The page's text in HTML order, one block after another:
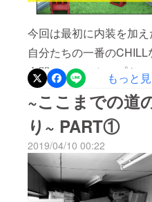
やピザパーティ。美味
歴史を学べる！そんな新
覚なイベントを開催予定
す。こんな素晴らしい農
が都内にありますぜひみ
さん遊びに来てください
一緒に畑いじりをしましょ
う^^ぜひ楽しみにしてて
ださいね！
の活動をお伝えさせて
たところ「何かご協力で
れば」とおっしゃってい
だけましてこの度リターン
の商品として追加でき
とになりました！そして
んな星畑ひかりさんが今回
のBONDSHOUSEクラウ
ファンディングのために
成してくれた商品はこち
和を広めるためにはう
つけでした！そんな素晴
しい金井畳店さんで作成
たオーダーメイドの畳はご
覧ください！↓こちらは
をしてくださっている時
めであったとしてもちゃん
と角度まで！↓こちらが
図です。そして導入！着
部屋ということで赤を差し
今回は最初に内装を加え
自分たちの一番のCHILL
空間のルーフトップをご
介！契約時の屋上の様子は
こちら...もう...はい。何も
いです笑もともと屋上テラ
スが使える物件が自分の
算ではここしかなくとり
えず借りましたがさて、こ
もっと
~ここまでの道
り~ PART①
2019/04/10 00:22